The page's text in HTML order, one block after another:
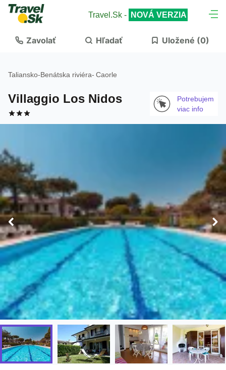
Travel.Sk - NOVÁ VERZIA
Zavolať Hľadať Uložené (0)
Taliansko-Benátska riviéra- Caorle
Villaggio Los Nidos
Potrebujem
viac info